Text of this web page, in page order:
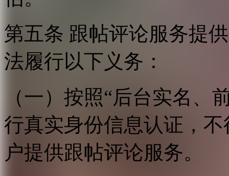
第五条 跟帖评论服务提
法履行以下义务：
（一）按照“后台实名、
行真实身份信息认证，
户提供跟帖评论服务。